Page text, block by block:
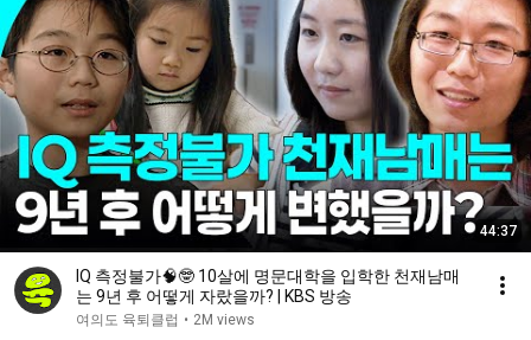
44:37
IQ 측정불가🧠🤓 10살에 명문대학을 입학한 천재남매
는 9년 후 어떻게 자랐을까? | KBS 방송
여의도 육퇴클럽 • 2M views